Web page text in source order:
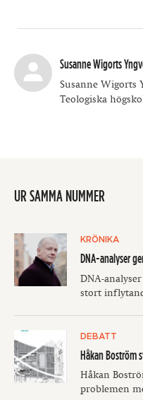
Susanne Wigorts
Susanne Wigorts
Teologiska
UR SAMMA NUMMER
KRÖNIKA
DNA-analyser
DNA-
stort
DEBATT
Håkan Boström
Håkan
problemen